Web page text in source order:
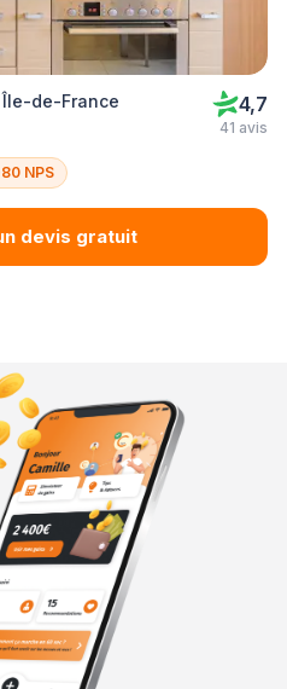
de-France 4,7
41 avis
NPS
devis gratuit